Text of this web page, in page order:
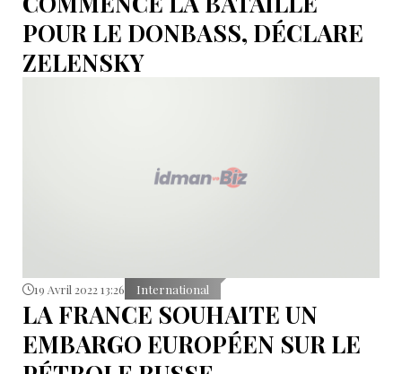
POUR LE DONBASS, DÉCLARE
ZELENSKY
19 Avril 2022 13:26 International
LA FRANCE SOUHAITE UN
EMBARGO EUROPÉEN SUR LE